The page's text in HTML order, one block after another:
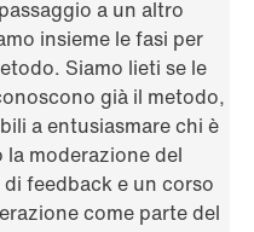
a un altro
insieme le fasi per
Siamo lieti se le
già il metodo,
a entusiasmare chi è
moderazione del
feedback e un corso
come parte del